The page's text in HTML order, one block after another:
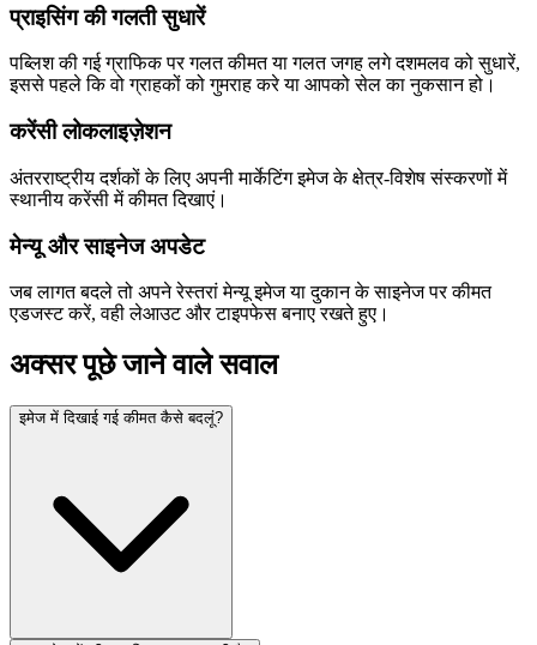
प्राइसिंग की गलती सुधारें
पब्लिश की गई ग्राफिक पर गलत कीमत या गलत जगह लगे दशमलव को सुधारें,
इससे पहले कि वो ग्राहकों को गुमराह करे या आपको सेल का नुकसान हो।
करेंसी लोकलाइज़ेशन
अंतरराष्ट्रीय दर्शकों के लिए अपनी मार्केटिंग इमेज के क्षेत्र-विशेष संस्करणों में
स्थानीय करेंसी में कीमत दिखाएं।
मेन्यू और साइनेज अपडेट
जब लागत बदले तो अपने रेस्तरां मेन्यू इमेज या दुकान के साइनेज पर कीमत
एडजस्ट करें, वही लेआउट और टाइपफेस बनाए रखते हुए।
अक्सर पूछे जाने वाले सवाल
इमेज में दिखाई गई कीमत कैसे बदलूं?